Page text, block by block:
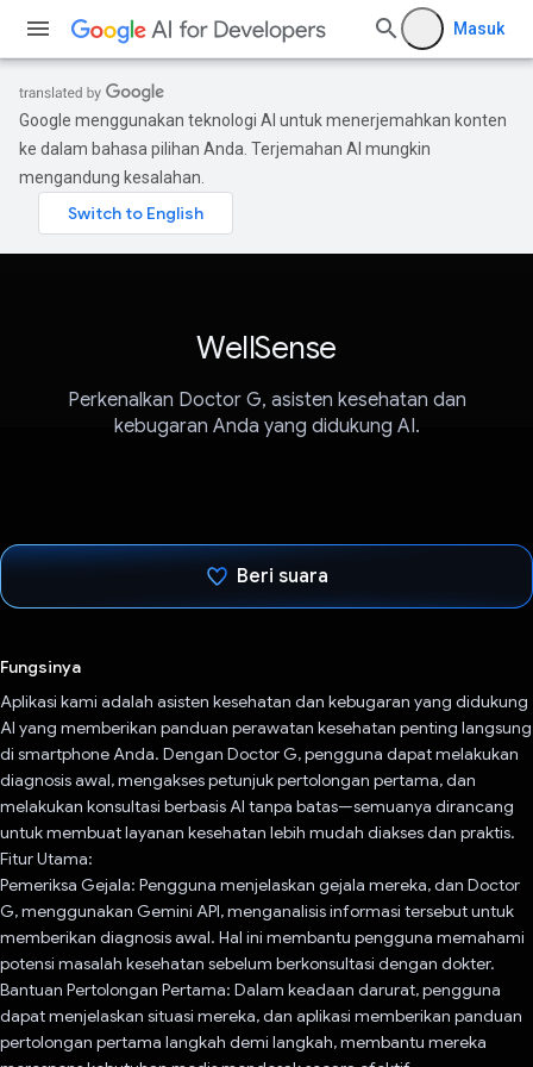
Masuk
Google menggunakan teknologi AI untuk menerjemahkan konten
ke dalam bahasa pilihan Anda. Terjemahan AI mungkin
mengandung kesalahan.
WellSense
Perkenalkan Doctor G, asisten kesehatan dan
kebugaran Anda yang didukung AI.
Beri suara
Fungsinya
Aplikasi kami adalah asisten kesehatan dan kebugaran yang didukung
AI yang memberikan panduan perawatan kesehatan penting langsung
di smartphone Anda. Dengan Doctor G, pengguna dapat melakukan
diagnosis awal, mengakses petunjuk pertolongan pertama, dan
melakukan konsultasi berbasis AI tanpa batas—semuanya dirancang
untuk membuat layanan kesehatan lebih mudah diakses dan praktis.
Fitur Utama:
Pemeriksa Gejala: Pengguna menjelaskan gejala mereka, dan Doctor
G, menggunakan Gemini API, menganalisis informasi tersebut untuk
memberikan diagnosis awal. Hal ini membantu pengguna memahami
potensi masalah kesehatan sebelum berkonsultasi dengan dokter.
Bantuan Pertolongan Pertama: Dalam keadaan darurat, pengguna
dapat menjelaskan situasi mereka, dan aplikasi memberikan panduan
pertolongan pertama langkah demi langkah, membantu mereka